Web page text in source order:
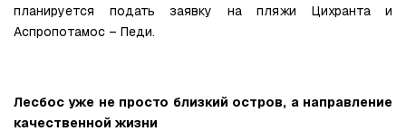
планируется подать заявку на пляжи Цихранта и
Аспропотамос – Педи.
Лесбос уже не просто близкий остров, а направление
качественной жизни